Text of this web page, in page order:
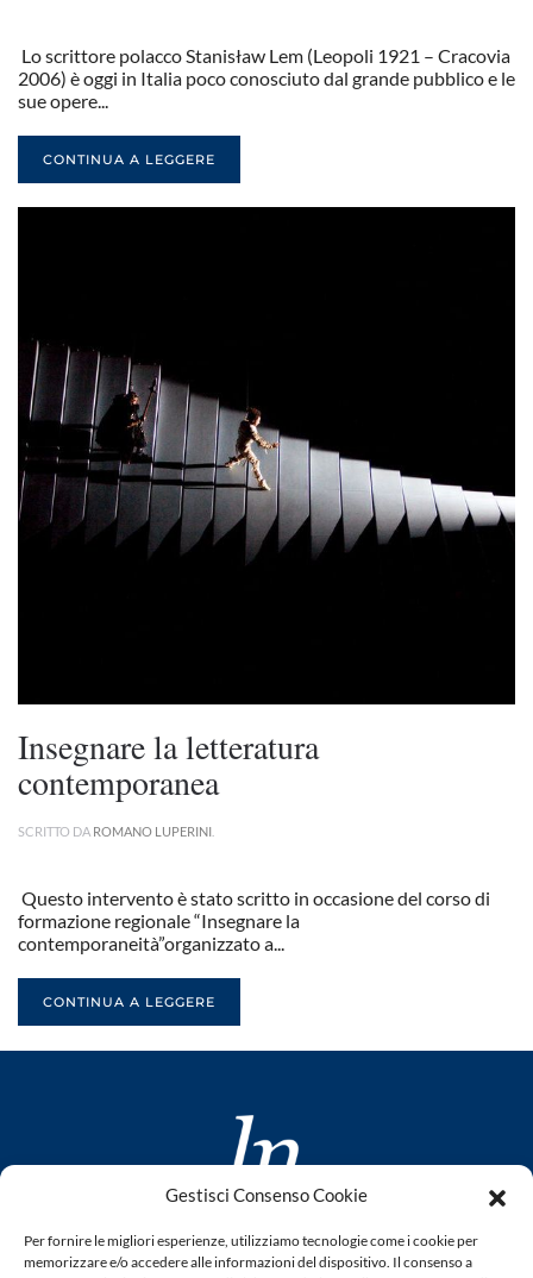
Gestisci Consenso Cookie
Per fornire le migliori esperienze, utilizziamo tecnologie come i cookie per
memorizzare e/o accedere alle informazioni del dispositivo. Il consenso a
Lo scrittore polacco Stanisław Lem (Leopoli 1921 – Cracovia
2006) è oggi in Italia poco conosciuto dal grande pubblico e le
sue opere...
CONTINUA A LEGGERE
Insegnare la letteratura
contemporanea
SCRITTO DA ROMANO LUPERINI
Questo intervento è stato scritto in occasione del corso di
formazione regionale “Insegnare la
contemporaneità”organizzato a...
CONTINUA A LEGGERE
www.laletteraturaenoi.it
fondato da Romano Luperini